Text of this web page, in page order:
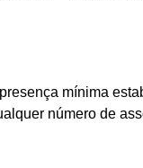
mínima
número de